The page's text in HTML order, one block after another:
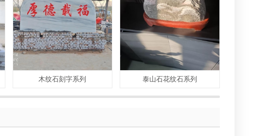
木纹石刻字系列 泰山石花纹石系列